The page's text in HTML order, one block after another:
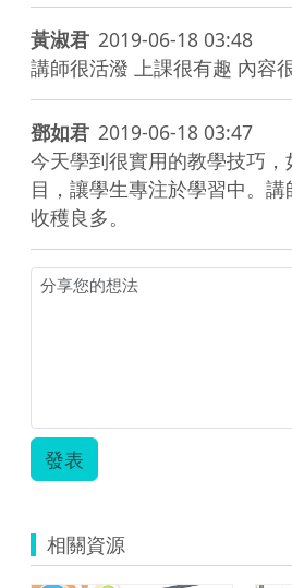
黃淑君 2019-06-18 03:48
講師很活潑 上課很有趣 內容
鄧如君 2019-06-18 03:47
今天學到很實用的教學技巧
目，讓學生專注於學習中。講
收穫良多。
發表
相關資源